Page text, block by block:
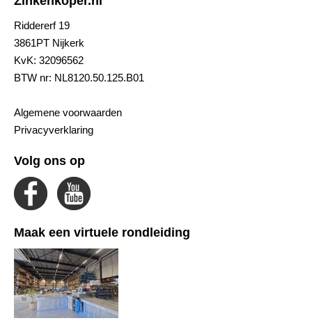
Riddererf 19
3861PT Nijkerk
KvK: 32096562
BTW nr: NL8120.50.125.B01
Algemene voorwaarden
Privacyverklaring
Volg ons op
Maak een virtuele rondleiding